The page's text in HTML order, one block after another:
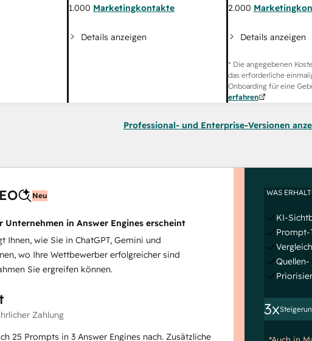
1.000 Marketingkontakte
Details anzeigen
2.000
Details anzeigen
* Die angegebenen
das erforderliche
Onboarding für eine
erfahren
Professional- und Enterprise-Versionen
Neu
Unternehmen in Answer Engines erscheint
Ihnen, wie Sie in ChatGPT, Gemini und
wo Ihre Wettbewerber erfolgreicher sind
Sie ergreifen können.
Zahlung
25 Prompts in 3 Answer Engines nach. Zusätzliche
WAS
KI-
Prompt-
3x